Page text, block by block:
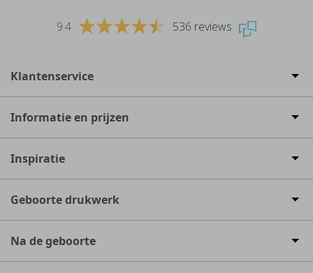
9.4 536 reviews
Klantenservice
Informatie en prijzen
Inspiratie
Geboorte drukwerk
Na de geboorte